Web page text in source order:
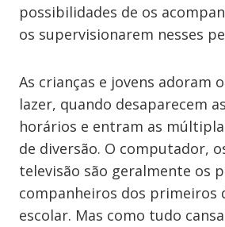
possibilidades de os
os supervisionarem nesses
As crianças e jovens adoram
lazer, quando desaparecem
horários e entram as
de diversão. O computador,
televisão são geralmente os
companheiros dos primeiros
escolar. Mas como tudo